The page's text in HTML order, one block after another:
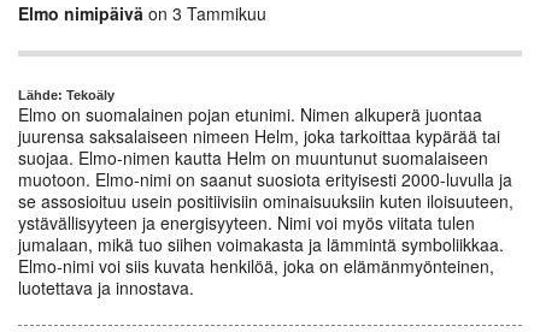
Elmo nimipäivä on 3 Tammikuu
Lähde: Tekoäly
Elmo on suomalainen pojan etunimi. Nimen alkuperä juontaa
juurensa saksalaiseen nimeen Helm, joka tarkoittaa kypärää tai
suojaa. Elmo-nimen kautta Helm on muuntunut suomalaiseen
muotoon. Elmo-nimi on saanut suosiota erityisesti 2000-luvulla ja
se assosioituu usein positiivisiin ominaisuuksiin kuten iloisuuteen,
ystävällisyyteen ja energisyyteen. Nimi voi myös viitata tulen
jumalaan, mikä tuo siihen voimakasta ja lämmintä symboliikkaa.
Elmo-nimi voi siis kuvata henkilöä, joka on elämänmyönteinen,
luotettava ja innostava.